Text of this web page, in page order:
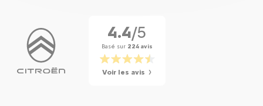
4.4/5
Basé sur 224 avis
Voir les avis